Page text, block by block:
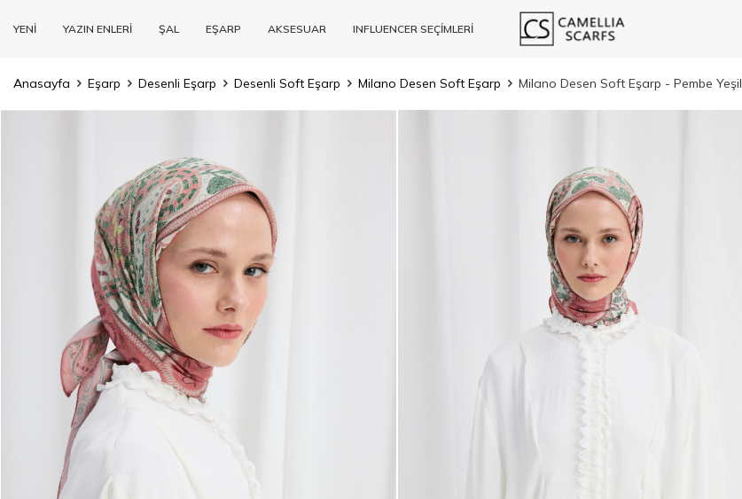
YENİ YAZIN ENLERİ ŞAL EŞARP AKSESUAR INFLUENCER SEÇİMLERİ
Anasayfa Eşarp Desenli Eşarp Desenli Soft Eşarp Milano Desen Soft Eşarp Milano Desen Soft Eşarp - Pembe Yeşil